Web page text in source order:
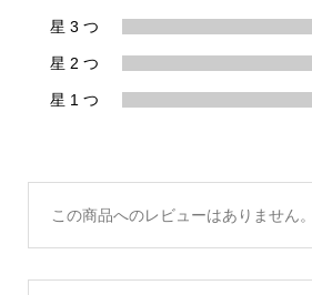
星 3 つ
星 2 つ
星 1 つ
この商品へのレビューはありません。